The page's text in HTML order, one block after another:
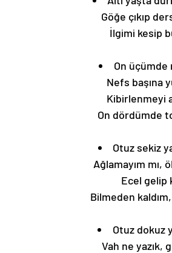
Göğe çıkıp
İlgimi kesip
On üçümde
Nefs başına
Kibirlenmeyi
On dördümde
Otuz sekiz
Ağlamayım mı,
Ecel gelip
Bilmeden
Otuz dokuz
Vah ne yazık,